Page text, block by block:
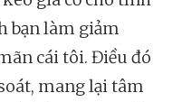
bạn làm giảm
cái tôi. Điều đó
mang lại tâm